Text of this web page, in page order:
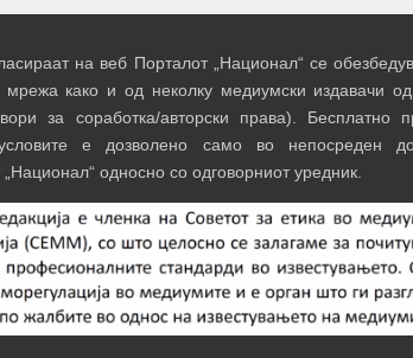
на веб Порталот „Национал“ се
мрежа како и од неколку медиумски издавачи
за соработка/авторски права). Бесплатно
е дозволено само во непосреден
односно со одговорниот уредник.